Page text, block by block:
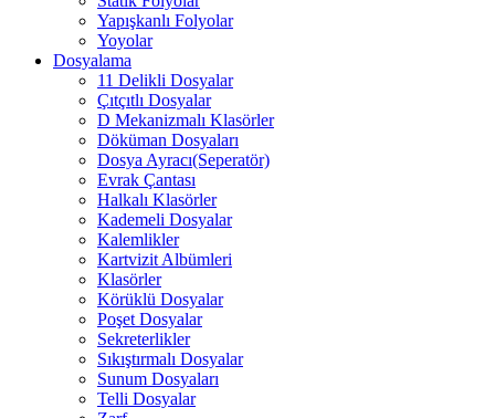
Yapışkanlı Folyolar
Yoyolar
Dosyalama
11 Delikli Dosyalar
Çıtçıtlı Dosyalar
D Mekanizmalı Klasörler
Döküman Dosyaları
Dosya Ayracı(Seperatör)
Evrak Çantası
Halkalı Klasörler
Kademeli Dosyalar
Kalemlikler
Kartvizit Albümleri
Klasörler
Körüklü Dosyalar
Poşet Dosyalar
Sekreterlikler
Sıkıştırmalı Dosyalar
Sunum Dosyaları
Telli Dosyalar